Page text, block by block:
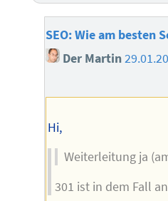
SEO: Wie am besten
Der Martin
Hi,
Weiterleitung ja
301 ist in dem Fall